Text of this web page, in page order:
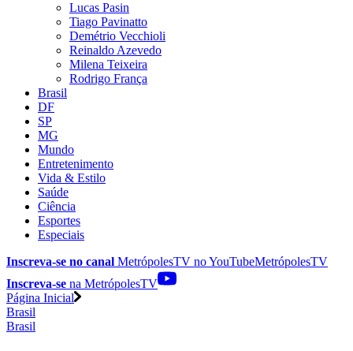
Lucas Pasin
Tiago Pavinatto
Demétrio Vecchioli
Reinaldo Azevedo
Milena Teixeira
Rodrigo França
Brasil
DF
SP
MG
Mundo
Entretenimento
Vida & Estilo
Saúde
Ciência
Esportes
Especiais
Inscreva-se no canal MetrópolesTV noYouTubeMetrópolesTV
Inscreva-se na MetrópolesTV
Página Inicial
Brasil
Brasil